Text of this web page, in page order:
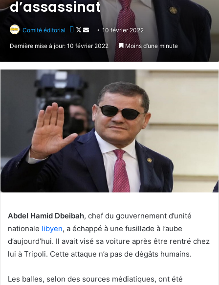
d’assassinat
Comité éditorial
Follow
Envoyer
courriel
10 février 2022
Dernière mise à jour: 10 février 2022 Moins d’une minute
Abdel Hamid Dbeibah, chef du gouvernement d’unité
nationale libyen, a échappé à une fusillade à l’aube
d’aujourd’hui. Il avait visé sa voiture après être rentré chez
lui à Tripoli. Cette attaque n’a pas de dégâts humains.
Les balles, selon des sources médiatiques, ont été